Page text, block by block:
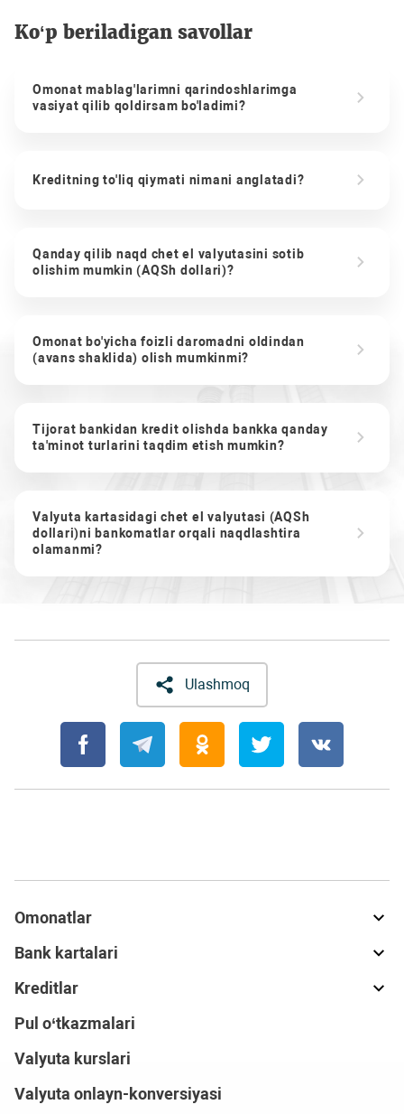
Ko‘p beriladigan savollar
Omonat mablag'larimni qarindoshlarimga
vasiyat qilib qoldirsam bo'ladimi?
Kreditning to'liq qiymati nimani anglatadi?
Qanday qilib naqd chet el valyutasini sotib
olishim mumkin (AQSh dollari)?
Omonat bo'yicha foizli daromadni oldindan
(avans shaklida) olish mumkinmi?
Tijorat bankidan kredit olishda bankka qanday
ta'minot turlarini taqdim etish mumkin?
Valyuta kartasidagi chet el valyutasi (AQSh
dollari)ni bankomatlar orqali naqdlashtira
olamanmi?
Ulashmoq
Omonatlar
Bank kartalari
Kreditlar
Pul o‘tkazmalari
Valyuta kurslari
Valyuta onlayn-konversiyasi